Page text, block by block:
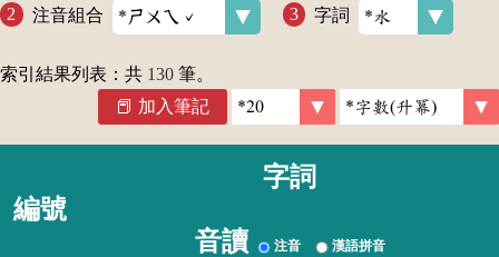
注音組合 字詞
索引結果列表：共 130 筆。
加入筆記
編號
字詞
音讀 注音 漢語拼音